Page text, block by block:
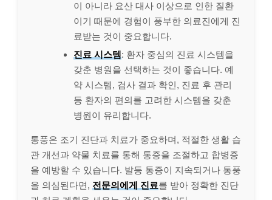
이 아니라 요산 대사 이상으로 인한 질환
이기 때문에 경험이 풍부한 의료진에게 진
료받는 것이 중요합니다.
진료 시스템: 환자 중심의 진료 시스템을
갖춘 병원을 선택하는 것이 좋습니다. 예
약 시스템, 검사 결과 확인, 진료 후 관리
등 환자의 편의를 고려한 시스템을 갖춘
병원이 유리합니다.
통풍은 조기 진단과 치료가 중요하며, 적절한 생활 습
관 개선과 약물 치료를 통해 통증을 조절하고 합병증
을 예방할 수 있습니다. 발등 통증이 지속되거나 통풍
을 의심된다면, 전문의에게 진료를 받아 정확한 진단